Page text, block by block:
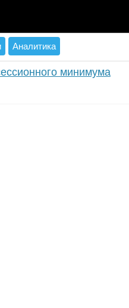
Аналитика
минимума